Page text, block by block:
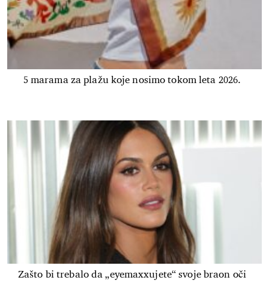
5 marama za plažu koje nosimo tokom leta 2026.
Zašto bi trebalo da „eyemaxxujete“ svoje braon oči